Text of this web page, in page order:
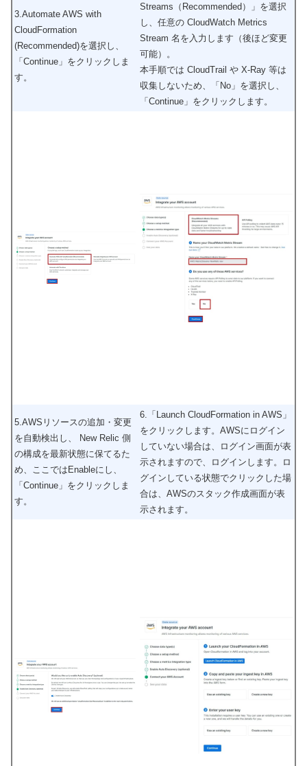
3.Automate AWS with
CloudFormation
(Recommended)を選択し、
「Continue」をクリックしま
す。
Streams（Recommended）」を選択
し、任意の CloudWatch Metrics
Stream 名を入力します（後ほど変更
可能）。
本手順では CloudTrail や X-Ray 等は
収集しないため、「No」を選択し、
「Continue」をクリックします。
5.AWSリソースの追加・変更
を自動検出し、 New Relic 側
の構成を最新状態に保てるた
め、ここではEnableにし、
「Continue」をクリックしま
す。
6.「Launch CloudFormation in AWS」
をクリックします。AWSにログイン
していない場合は、ログイン画面が表
示されますので、ログインします。ロ
グインしている状態でクリックした場
合は、AWSのスタック作成画面が表
示されます。